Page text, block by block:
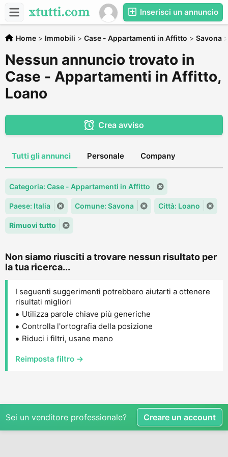
Inserisci un annuncio
Home > Immobili > Case - Appartamenti in Affitto > Savona
Nessun annuncio trovato in
Case - Appartamenti in Affitto,
Loano
Crea avviso
Tutti gli annunci Personale Company
Categoria: Case - Appartamenti in Affitto
Paese: Italia Comune: Savona Città: Loano
Rimuovi tutto
Non siamo riusciti a trovare nessun risultato per
la tua ricerca...
I seguenti suggerimenti potrebbero aiutarti a ottenere
risultati migliori
Utilizza parole chiave più generiche
Controlla l'ortografia della posizione
Riduci i filtri, usane meno
Reimposta filtro →
Sei un venditore professionale? Creare un account